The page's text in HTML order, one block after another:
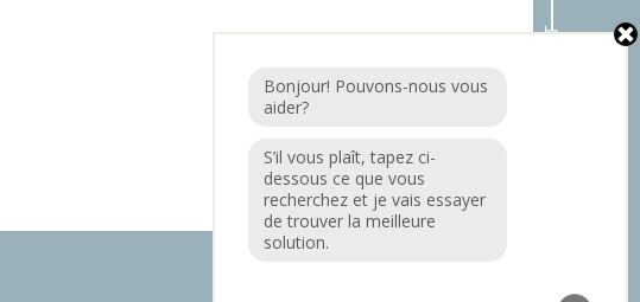
Bonjour! Pouvons-nous vous
aider?
S’il vous plaît, tapez ci-
dessous ce que vous
recherchez et je vais essayer
de trouver la meilleure
solution.